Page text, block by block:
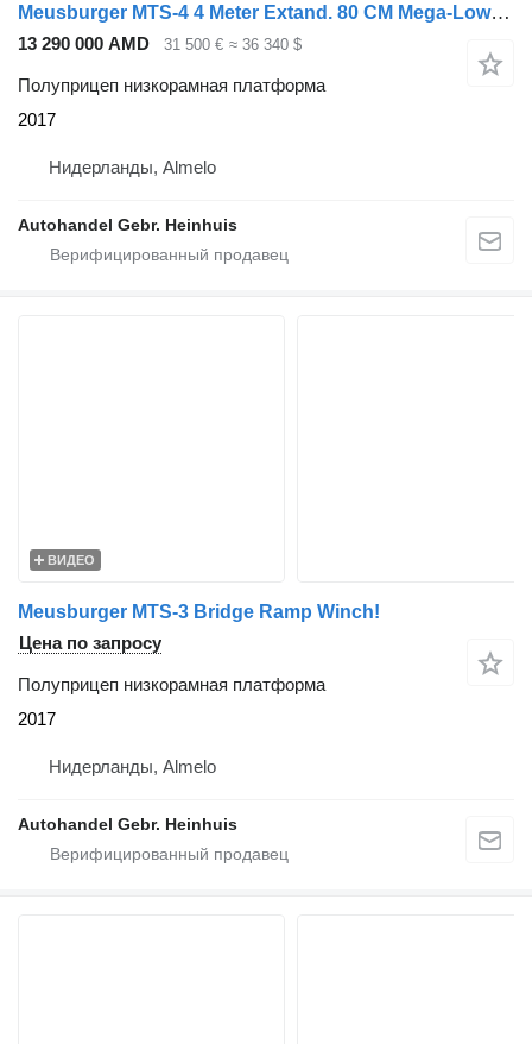
Meusburger MTS-4 4 Meter Extand. 80 CM Mega-Lowdeck!
13 290 000 AMD 31 500 € ≈ 36 340 $
Полуприцеп низкорамная платформа
2017
Нидерланды, Almelo
Autohandel Gebr. Heinhuis
ВИДЕО
Meusburger MTS-3 Bridge Ramp Winch!
Цена по запросу
Полуприцеп низкорамная платформа
2017
Нидерланды, Almelo
Autohandel Gebr. Heinhuis